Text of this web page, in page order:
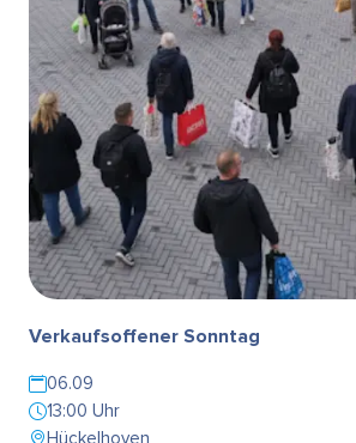
Verkaufsoffener Sonntag
06.09
13:00 Uhr
Hückelhoven